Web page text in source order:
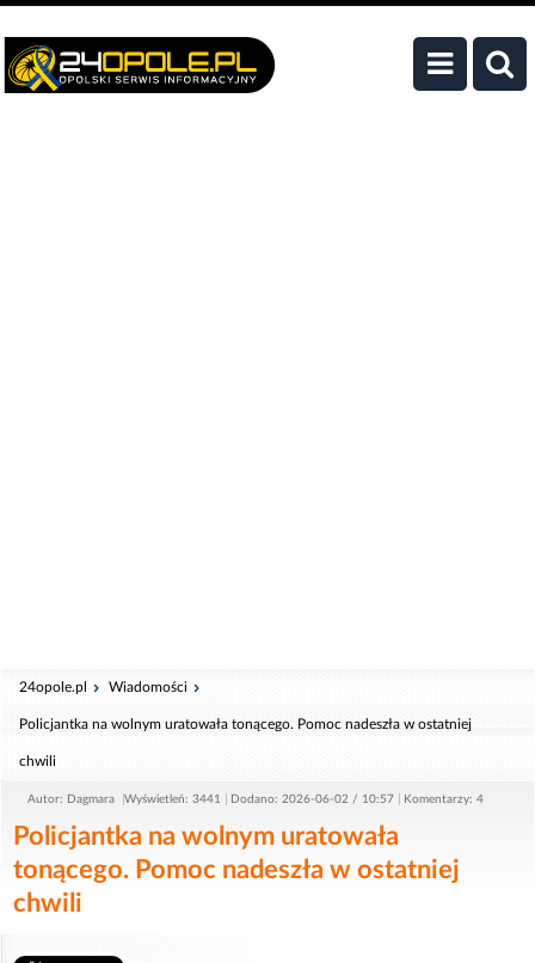
24opole.pl Wiadomości
Policjantka na wolnym uratowała tonącego. Pomoc nadeszła w ostatniej
chwili
Autor: Dagmara Wyświetleń: 3441 Dodano: 2026-06-02 / 10:57 Komentarzy: 4
Policjantka na wolnym uratowała
tonącego. Pomoc nadeszła w ostatniej
chwili